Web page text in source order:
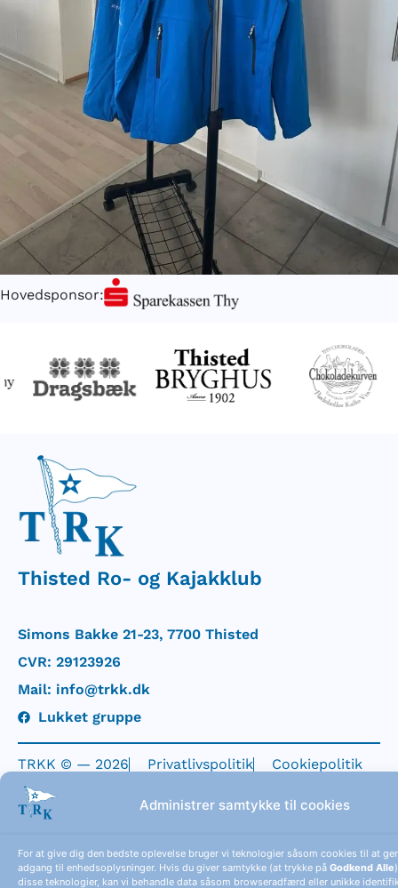
Administrer samtykke til cookies
For at give dig den bedste oplevelse bruger vi teknologier såsom cookies til at
adgang til enhedsoplysninger. Hvis du giver samtykke (at trykke på Godkend Alle
disse teknologier, kan vi behandle data såsom browseradfærd eller unikke
Hovedsponsor:
Thisted Ro- og Kajakklub
Simons Bakke 21-23, 7700 Thisted
CVR: 29123926
Mail: info@trkk.dk
Lukket gruppe
TRKK © — 2026 Privatlivspolitik
Cookiepolitik